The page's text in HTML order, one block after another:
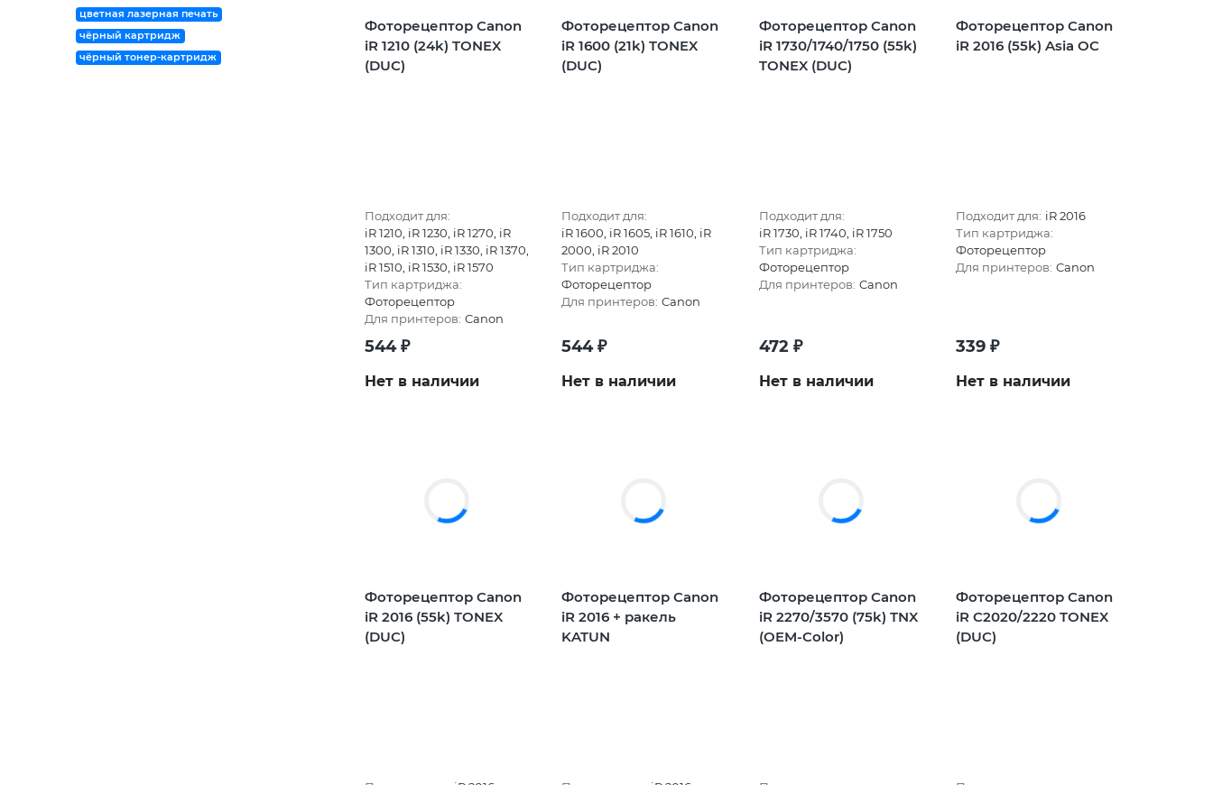
цветная лазерная печать
чёрный картридж
чёрный тонер-картридж
Фоторецептор Canon
iR 1210 (24k) TONEX
(DUC)
Подходит для:
iR 1210, iR 1230, iR 1270, iR
1300, iR 1310, iR 1330, iR 1370,
iR 1510, iR 1530, iR 1570
Тип картриджа:
Фоторецептор
Для принтеров: Canon
544₽
Нет в наличии
Фоторецептор Canon
iR 1600 (21k) TONEX
(DUC)
Подходит для:
iR 1600, iR 1605, iR 1610, iR
2000, iR 2010
Тип картриджа:
Фоторецептор
Для принтеров: Canon
544₽
Нет в наличии
Фоторецептор Canon
iR 1730/1740/1750 (55k)
TONEX (DUC)
Подходит для:
iR 1730, iR 1740, iR 1750
Тип картриджа:
Фоторецептор
Для принтеров: Canon
472 ₽
Нет в наличии
Фоторецептор Canon
iR 2016 (55k) Asia OC
Подходит для: iR 2016
Тип картриджа:
Фоторецептор
Для принтеров: Canon
339₽
Нет в наличии
Фоторецептор Canon
iR 2016 (55k) TONEX
(DUC)
Фоторецептор Canon
iR 2016 + ракель
KATUN
Фоторецептор Canon
iR 2270/3570 (75k) TNX
(OEM-Color)
Фоторецептор Canon
iR C2020/2220 TONEX
(DUC)